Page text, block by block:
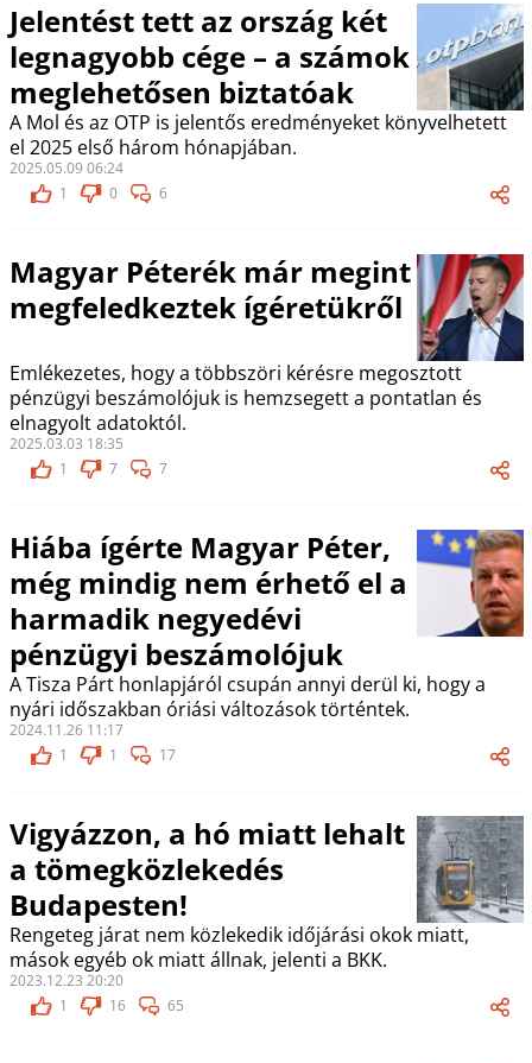
Jelentést tett az ország két
legnagyobb cége – a számok
meglehetősen biztatóak
A Mol és az OTP is jelentős eredményeket könyvelhetett
el 2025 első három hónapjában.
2025.05.09 06:24
1
0 6
Magyar Péterék már megint
megfeledkeztek ígéretükről
Emlékezetes, hogy a többszöri kérésre megosztott
pénzügyi beszámolójuk is hemzsegett a pontatlan és
elnagyolt adatoktól.
2025.03.03 18:35
1
7 7
Hiába ígérte Magyar Péter,
még mindig nem érhető el a
harmadik negyedévi
pénzügyi beszámolójuk
A Tisza Párt honlapjáról csupán annyi derül ki, hogy a
nyári időszakban óriási változások történtek.
2024.11.26 11:17
1
1 17
Vigyázzon, a hó miatt lehalt
a tömegközlekedés
Budapesten!
Rengeteg járat nem közlekedik időjárási okok miatt,
mások egyéb ok miatt állnak, jelenti a BKK.
2023.12.23 20:20
1
16 65